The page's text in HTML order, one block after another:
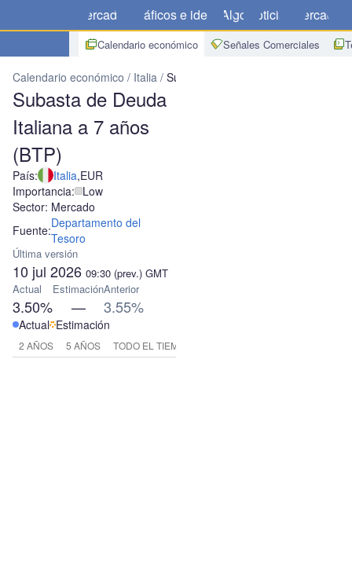
Mercados Gráficos e ideas Algo Noticias Mercado
Calendario económico Señales Comerciales
Calendario económico Italia Subasta de Deuda Italiana a 7 años
Subasta de Deuda
Italiana a 7 años
(BTP)
País: Italia,EUR
Importancia: Low
Sector: Mercado
Fuente:Departamento del
Tesoro
Última versión
10 jul 2026 09:30 (prev.) GMT
Actual
3.50%
Estimación
—
Anterior
3.55%
Actual Estimación
2 AÑOS 5 AÑOS TODO EL TIEMPO